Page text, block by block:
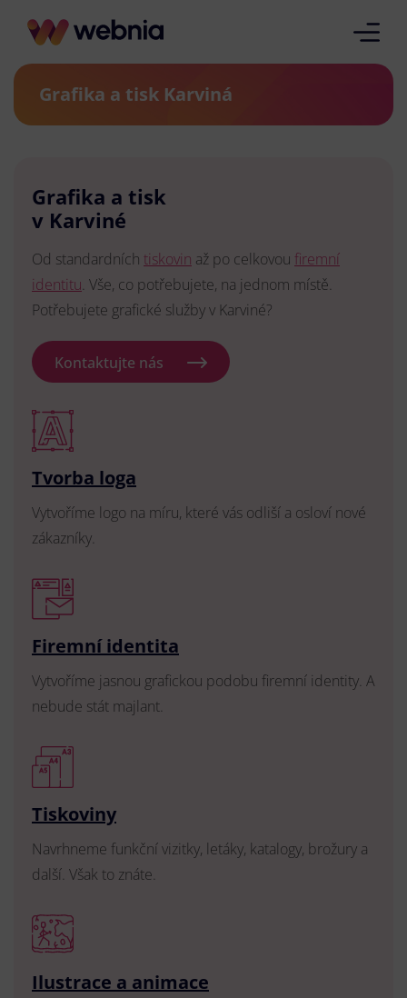
Grafika a tisk Karviná
Grafika a tisk
v Karviné
Od standardních tiskovin až po celkovou firemní
identitu. Vše, co potřebujete, na jednom místě.
Potřebujete grafické služby v Karviné?
Kontaktujte nás
Tvorba loga
Vytvoříme logo na míru, které vás odliší a osloví nové
zákazníky.
Firemní identita
Vytvoříme jasnou grafickou podobu firemní identity. A
nebude stát majlant.
Tiskoviny
Navrhneme funkční vizitky, letáky, katalogy, brožury a
další. Však to znáte.
Ilustrace a animace